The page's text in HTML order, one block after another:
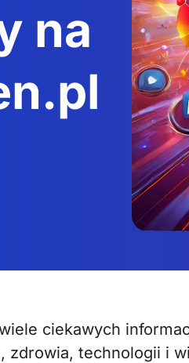
na
zdrowia, technologii i